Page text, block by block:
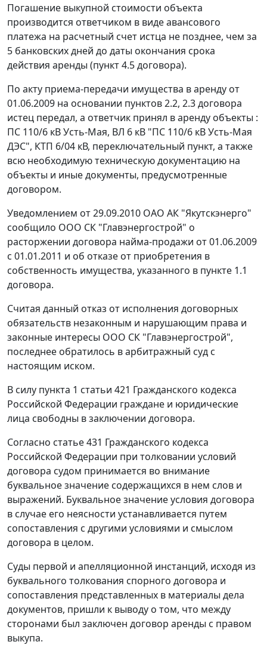
Погашение выкупной стоимости объекта
производится ответчиком в виде авансового
платежа на расчетный счет истца не позднее, чем за
5 банковских дней до даты окончания срока
действия аренды (пункт 4.5 договора).
По акту приема-передачи имущества в аренду от
01.06.2009 на основании пунктов 2.2, 2.3 договора
истец передал, а ответчик принял в аренду объекты :
ПС 110/6 кВ Усть-Мая, ВЛ 6 кВ "ПС 110/6 кВ Усть-Мая
ДЭС", КТП 6/04 кВ, переключательный пункт, а также
всю необходимую техническую документацию на
объекты и иные документы, предусмотренные
договором.
Уведомлением от 29.09.2010 ОАО АК "Якутскэнерго"
сообщило ООО СК "Главэнергострой" о
расторжении договора найма-продажи от 01.06.2009
с 01.01.2011 и об отказе от приобретения в
собственность имущества, указанного в пункте 1.1
договора.
Считая данный отказ от исполнения договорных
обязательств незаконным и нарушающим права и
законные интересы ООО СК "Главэнергострой",
последнее обратилось в арбитражный суд с
настоящим иском.
В силу пункта 1 статьи 421 Гражданского кодекса
Российской Федерации граждане и юридические
лица свободны в заключении договора.
Согласно статье 431 Гражданского кодекса
Российской Федерации при толковании условий
договора судом принимается во внимание
буквальное значение содержащихся в нем слов и
выражений. Буквальное значение условия договора
в случае его неясности устанавливается путем
сопоставления с другими условиями и смыслом
договора в целом.
Суды первой и апелляционной инстанций, исходя из
буквального толкования спорного договора и
сопоставления представленных в материалы дела
документов, пришли к выводу о том, что между
сторонами был заключен договор аренды с правом
выкупа.